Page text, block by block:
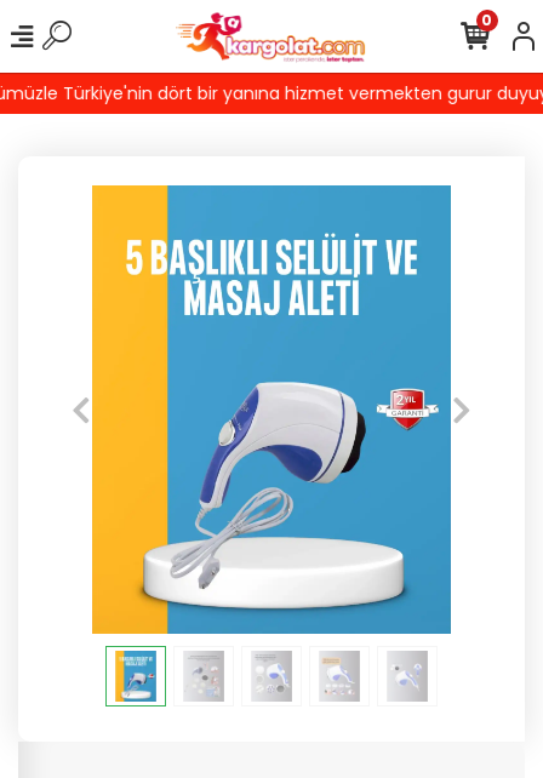
Türkiye'nin dört bir yanına hizmet vermekten gurur
0